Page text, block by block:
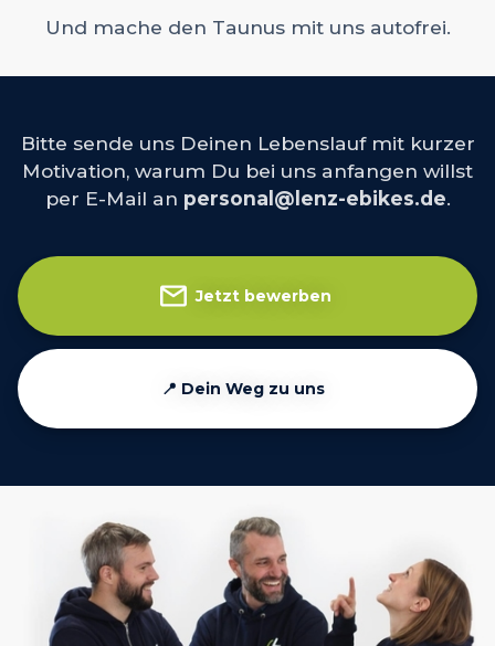
Und mache den Taunus mit uns autofrei.
Bitte sende uns Deinen Lebenslauf mit kurzer
Motivation, warum Du bei uns anfangen willst
per E-Mail an personal@lenz-ebikes.de.
Jetzt bewerben
📍 Dein Weg zu uns